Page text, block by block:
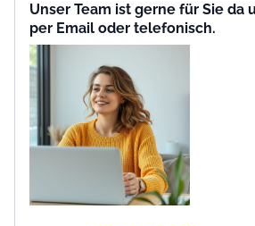
Unser Team ist gerne für Sie da
per Email oder telefonisch.